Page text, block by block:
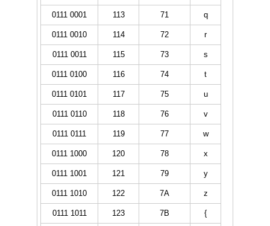
0111 0001 113 71 q
0111 0010 114 72 r
0111 0011 115 73 s
0111 0100 116 74 t
0111 0101 117 75 u
0111 0110 118 76 v
0111 0111 119 77 w
0111 1000 120 78 x
0111 1001 121 79 y
0111 1010 122 7A z
0111 1011 123 7B {